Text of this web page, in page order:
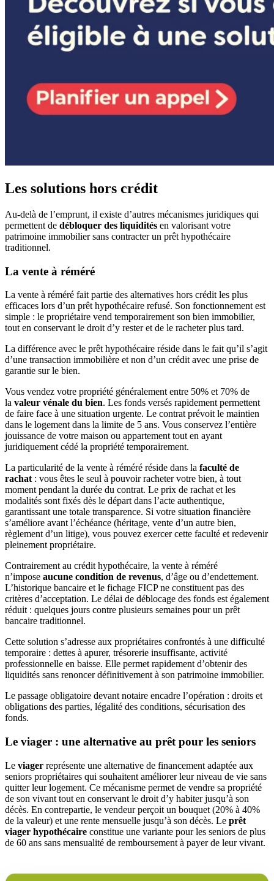
Les solutions hors crédit
Au-delà de l’emprunt, il existe d’autres mécanismes juridiques qui
permettent de débloquer des liquidités en valorisant votre
patrimoine immobilier sans contracter un prêt hypothécaire
traditionnel.
La vente à réméré
La vente à réméré fait partie des alternatives hors crédit les plus
efficaces lors d’un prêt hypothécaire refusé. Son fonctionnement est
simple : le propriétaire vend temporairement son bien immobilier,
tout en conservant le droit d’y rester et de le racheter plus tard.
La différence avec le prêt hypothécaire réside dans le fait qu’il s’agit
d’une transaction immobilière et non d’un crédit avec une prise de
garantie sur le bien.
Vous vendez votre propriété généralement entre 50% et 70% de
la valeur vénale du bien. Les fonds versés rapidement permettent
de faire face à une situation urgente. Le contrat prévoit le maintien
dans le logement dans la limite de 5 ans. Vous conservez l’entière
jouissance de votre maison ou appartement tout en ayant
juridiquement cédé la propriété temporairement.
La particularité de la vente à réméré réside dans la faculté de
rachat : vous êtes le seul à pouvoir racheter votre bien, à tout
moment pendant la durée du contrat. Le prix de rachat et les
modalités sont fixés dès le départ dans l’acte authentique,
garantissant une totale transparence. Si votre situation financière
s’améliore avant l’échéance (héritage, vente d’un autre bien,
règlement d’un litige), vous pouvez exercer cette faculté et redevenir
pleinement propriétaire.
Contrairement au crédit hypothécaire, la vente à réméré
n’impose aucune condition de revenus, d’âge ou d’endettement.
L’historique bancaire et le fichage FICP ne constituent pas des
critères d’acceptation. Le délai de déblocage des fonds est également
réduit : quelques jours contre plusieurs semaines pour un prêt
bancaire traditionnel.
Cette solution s’adresse aux propriétaires confrontés à une difficulté
temporaire : dettes à apurer, trésorerie insuffisante, activité
professionnelle en baisse. Elle permet rapidement d’obtenir des
liquidités sans renoncer définitivement à son patrimoine immobilier.
Le passage obligatoire devant notaire encadre l’opération : droits et
obligations des parties, légalité des conditions, sécurisation des
fonds.
Le viager : une alternative au prêt pour les seniors
Le viager représente une alternative de financement adaptée aux
seniors propriétaires qui souhaitent améliorer leur niveau de vie sans
quitter leur logement. Ce mécanisme permet de vendre sa propriété
de son vivant tout en conservant le droit d’y habiter jusqu’à son
décès. En contrepartie, le vendeur perçoit un bouquet (20% à 40%
de la valeur) et une rente mensuelle jusqu’à son décès. Le prêt
viager hypothécaire constitue une variante pour les seniors de plus
de 60 ans sans mensualité de remboursement à payer de leur vivant.